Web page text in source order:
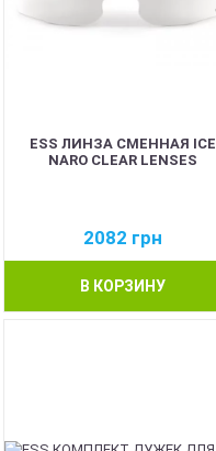
ESS ЛИНЗА СМЕННАЯ ICE
NARO CLEAR LENSES
2082 грн
В КОРЗИНУ